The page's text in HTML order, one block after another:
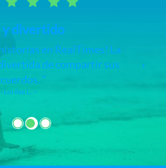
vídeo RealTimes
aplicación y es muy fácil
vídeos de todas las fotos y
de mi teléfono.
- Claudette J. –